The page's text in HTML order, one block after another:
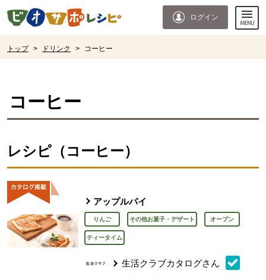
ページの先頭です。
ログイン
トップ > ドリンク > コーヒー
コーヒー
レシピ（コーヒー）
アップルパイ
りんご その他お菓子・デザート オーブン
ティータイム
生活クラブカタログさん